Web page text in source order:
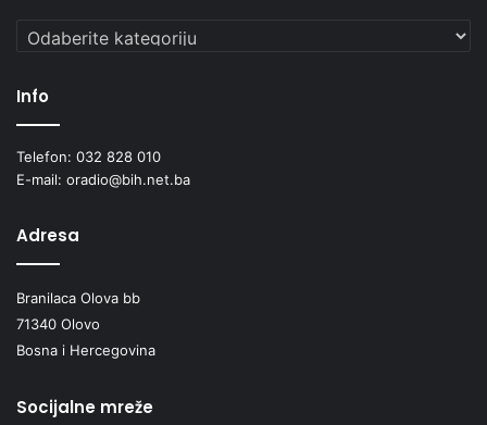
Kategorije
Info
Telefon: 032 828 010
E-mail: oradio@bih.net.ba
Adresa
Branilaca Olova bb
71340 Olovo
Bosna i Hercegovina
Socijalne mreže